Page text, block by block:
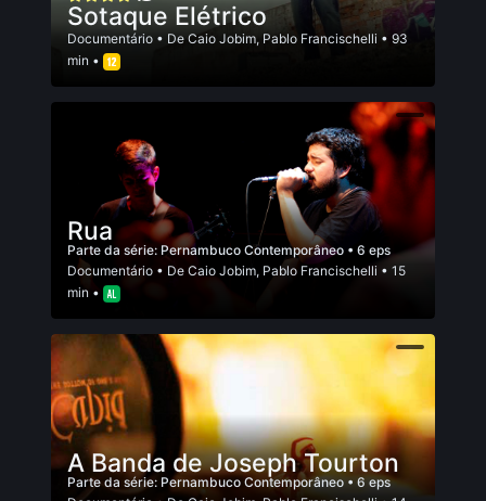
Sotaque Elétrico
Documentário • De Caio Jobim, Pablo Francischelli • 93
min •
Rua
Parte da série: Pernambuco Contemporâneo • 6 eps
Documentário • De Caio Jobim, Pablo Francischelli • 15
min •
A Banda de Joseph Tourton
Parte da série: Pernambuco Contemporâneo • 6 eps